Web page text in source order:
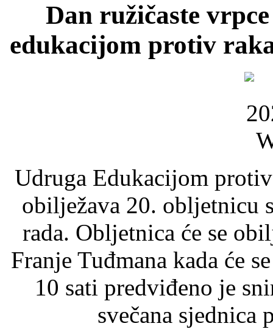
Dan ružičaste
edukacijom protiv
Udruga Edukacijom
obilježava 20. obljetnicu
rada. Obljetnica će se
Franje Tuđmana kada će
10 sati predviđeno je
svečana sjednica